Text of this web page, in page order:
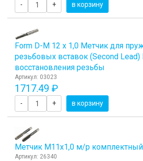
- + в корзину
Form D-М 12 х 1,0 Метчик для
резьбовых вставок (Second Lead)
восстановления резьбы
Артикул: 03023
1717.49 ₽
- + в корзину
Метчик М11x1,0 м/р комплектный
Артикул: 26340